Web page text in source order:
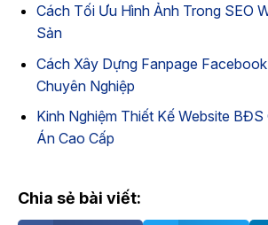
Cách Tối Ưu Hình Ảnh Trong SEO
Sản
Cách Xây Dựng Fanpage
Chuyên Nghiệp
Kinh Nghiệm Thiết Kế Website
Án Cao Cấp
Chia sẻ bài viết: